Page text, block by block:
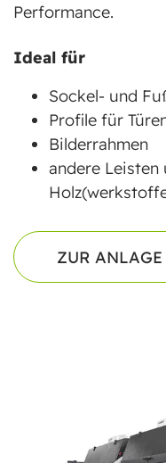
Performance.
Ideal für
Sockel- und
Profile für
Bilderrahmen
andere Leisten
ZUR ANLAGE